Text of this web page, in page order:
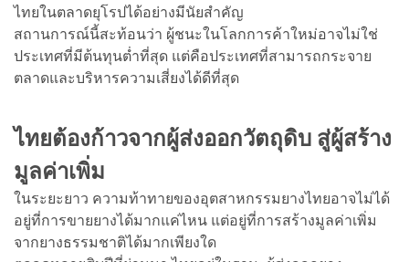
ไทยในตลาดยุโรปได้อย่างมีนัยสำคัญ
สถานการณ์นี้สะท้อนว่า ผู้ชนะในโลกการค้าใหม่อาจไม่ใช่
ประเทศที่มีต้นทุนต่ำที่สุด แต่คือประเทศที่สามารถกระจาย
ตลาดและบริหารความเสี่ยงได้ดีที่สุด
ไทยต้องก้าวจากผู้ส่งออกวัตถุดิบ สู่ผู้สร้าง
มูลค่าเพิ่ม
ในระยะยาว ความท้าทายของอุตสาหกรรมยางไทยอาจไม่ได้
อยู่ที่การขายยางได้มากแค่ไหน แต่อยู่ที่การสร้างมูลค่าเพิ่ม
จากยางธรรมชาติได้มากเพียงใด